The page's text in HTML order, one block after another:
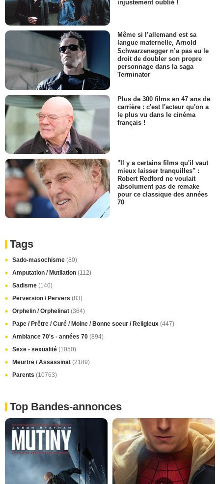
injustement oublié !
Même si l’allemand est sa
langue maternelle, Arnold
Schwarzenegger n’a pas eu le
droit de doubler son propre
personnage dans la saga
Terminator
Plus de 300 films en 47 ans de
carrière : c'est l'acteur qu'on a
le plus vu dans le cinéma
français !
"Il y a certains films qu'il vaut
mieux laisser tranquilles" :
Robert Redford ne voulait
absolument pas de remake
pour ce classique des années
70
Tags
Sado-masochisme (80)
Amputation / Mutilation (112)
Sadisme (140)
Perversion / Pervers (83)
Orphelin / Orphelinat (364)
Pape / Prêtre / Curé / Moine / Bonne soeur / Religieux (447)
Ambiance 70's - années 70 (894)
Sexe - sexualité (1050)
Meurtre / Assassinat (2189)
Parents (10763)
Top Bandes-annonces